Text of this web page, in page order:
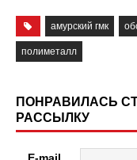
амурский гмк
полиметалл
ПОНРАВИЛАСЬ
РАССЫЛКУ
E-mail